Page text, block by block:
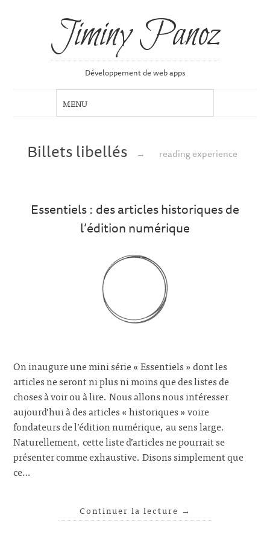
Jiminy Panoz
Développement de web apps
Billets libellés → reading experience
Essentiels : des articles historiques de
l’édition numérique
On inaugure une mini série « Essentiels » dont les
articles ne seront ni plus ni moins que des listes de
choses à voir ou à lire. Nous allons nous intéresser
aujourd’hui à des articles « historiques » voire
fondateurs de l’édition numérique, au sens large.
Naturellement, cette liste d’articles ne pourrait se
présenter comme exhaustive. Disons simplement que
ce…
Continuer la lecture →